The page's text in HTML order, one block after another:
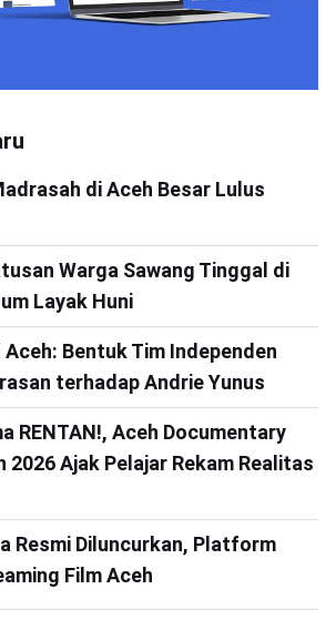
di Aceh Besar Lulus
Warga Sawang Tinggal di
Layak Huni
Aceh: Bentuk Tim Independen
terhadap Andrie Yunus
RENTAN!, Aceh Documentary
2026 Ajak Pelajar Rekam Realitas
Resmi Diluncurkan, Platform
Film Aceh